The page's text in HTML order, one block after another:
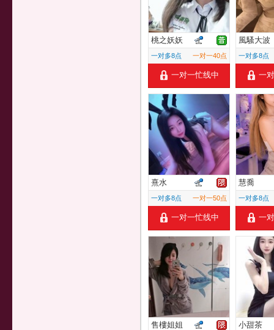
桃之妖妖
一对多8点 一对一40点
一对一忙线中
風騷大波
一对多8点
一
熹水
一对多8点 一对一50点
一对一忙线中
慧喬
一对多8点
一
售樓姐姐 小甜茶